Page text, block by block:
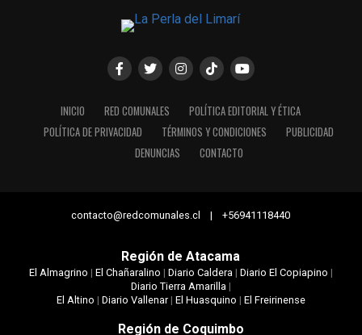
INICIO RED COMUNALES
POLÍTICA EDITORIAL Y ÉTICA
POLÍTICA DE PRIVACIDAD
TÉRMINOS Y CONDICIONES
PUBLICIDAD
DENUNCIAS
CONTACTO
contacto@redcomunales.cl | +56941118440
Región de Atacama
El Almagrino | El Chañaralino | Diario Caldera| Diario El Copiapino |
Diario Tierra Amarilla|
El Altino | Diario Vallenar| El Huasquino | El Freirinense
Región de Coquimbo